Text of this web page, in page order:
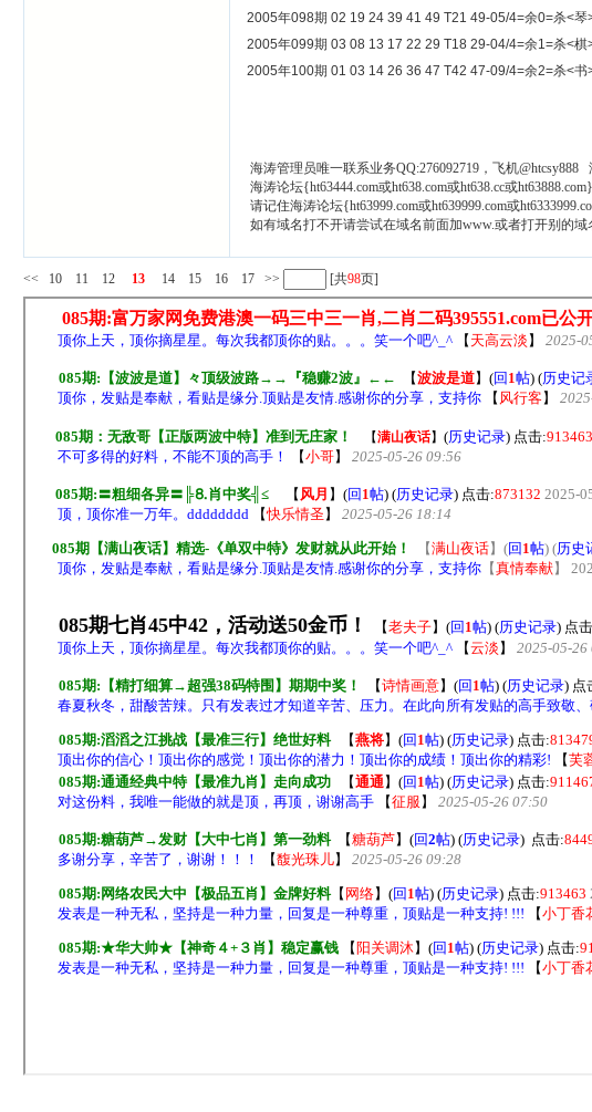
2005年098期 02 19 24 39 41 49 T21 49-05/4=余0=
2005年099期 03 08 13 17 22 29 T18 29-04/4=余1=
2005年100期 01 03 14 26 36 47 T42 47-09/4=余2=
海涛管理员唯一联系业务QQ:276092719，飞机@htcsy888
海涛论坛{ht63444.com或ht638.com或ht638.cc或
请记住海涛论坛{ht63999.com或ht639999.com或
如有域名打不开请尝试在域名前面加www.或者打开别的域
<< 10 11 12 13 14 15 16 17 >> [共98页]